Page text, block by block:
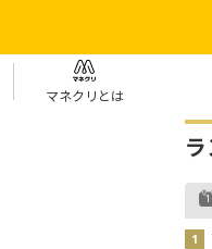
マネクリとは